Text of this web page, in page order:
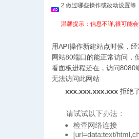
2 做过哪些操作或改动设置等
温馨提示：信息不详,很可能
用API操作新建站点时候，
网站80端口的能正常访问，
看面板进程还在，访问8080
无法访问此网站
xxx.xxx.xxx.xxx 拒绝
请试试以下办法：
检查网络连接
[url=data:text/